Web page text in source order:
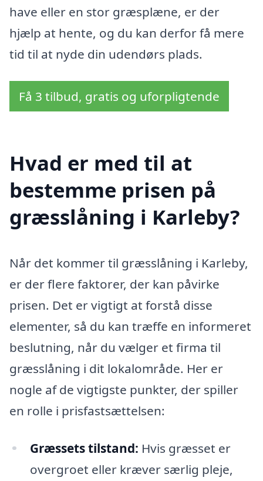
have eller en stor græsplæne, er der
hjælp at hente, og du kan derfor få mere
tid til at nyde din udendørs plads.
Få 3 tilbud, gratis og uforpligtende
Hvad er med til at
bestemme prisen på
græsslåning i Karleby?
Når det kommer til græsslåning i Karleby,
er der flere faktorer, der kan påvirke
prisen. Det er vigtigt at forstå disse
elementer, så du kan træffe en informeret
beslutning, når du vælger et firma til
græsslåning i dit lokalområde. Her er
nogle af de vigtigste punkter, der spiller
en rolle i prisfastsættelsen:
Græssets tilstand: Hvis græsset er
overgroet eller kræver særlig pleje,